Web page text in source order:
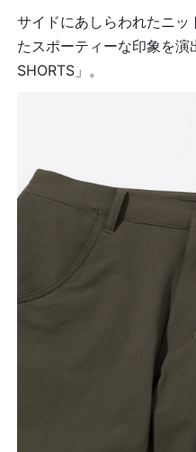
サイドにあしらわれたニ
たスポーティーな印象を演
SHORTS」。